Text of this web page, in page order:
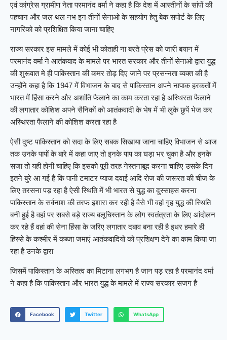
एवं कांग्रेस ग्रामीण नेता परमानंद वर्मा ने कहा है कि देश में आस्तीनों के सांपों की
पहचान और जल थल नभ इन तीनों सेनाओ के सहयोग हेतु बेक सपोर्ट के लिए
नागरिको को प्रशिक्षित किया जाना चाहिए
राज्य सरकार इस मामले में कोई भी कोताही ना बरते प्रेस को जारी बयान में
परमानंद वर्मा ने आतंकवाद के मामले पर भारत सरकार और तीनों सेनाओ द्वारा युद्ध
की शुरूवात मे ही पाकिस्तान की कमर तोड़ दिए जाने पर प्रसन्नता व्यक्त की है
उन्होंने कहा है कि 1947 में विभाजन के बाद से पाकिस्तान अपने नापाक हरकतों में
भारत में हिंसा करने और अशांति फैलाने का काम करता रहा है अस्थिरता फैलाने
की लगातार कोशिश अपने सैनिकों को आतंकवादी के भेष में भी लुके छुपें भेज कर
अस्थिरता फैलाने की कोशिश करता रहा है
ऐसी दुष्ट पाकिस्तान को सदा के लिए सबक सिखाया जाना चाहिए विभाजन से आज
तक उनके पापों के बारे में कहा जाए तो इनके पाप का घड़ा भर चुका है और इनके
सजा तो यही होनी चाहिए कि इसको पूरी तरह नेस्तनाबूद करना चाहिए उसके दिन
इतने बुरे आ गई है कि पानी टमाटर प्याज दवाई आदि रोज की जरूरत की चीज के
लिए तरसना पड़ रहा है ऐसी स्थिति में भी भारत से युद्ध का दुस्साहस करना
पाकिस्तान के सर्वनाश की तरफ इशारा कर रही है वैसे भी वहां गृह युद्ध की स्थिति
बनी हुई है वहां पर सबसे बड़े राज्य बलूचिस्तान के लोग स्वतंत्रता के लिए आंदोलन
कर रहे हैं वहां की सेना हिंसा के जरिए लगातार दबाव बना रही है इधर हमारे ही
हिस्से के कश्मीर में कब्जा जमाएं आतंकवादियो को प्रशिक्षण देने का काम किया जा
रहा है उनके द्वारा
जिसमें पाकिस्तान के अस्तित्व का मिटाना लगभग है जान पड़ रहा है परमानंद वर्मा
ने कहा है कि पाकिस्तान और भारत युद्ध के मामले में राज्य सरकार सजग है
Facebook Twitter WhatsApp